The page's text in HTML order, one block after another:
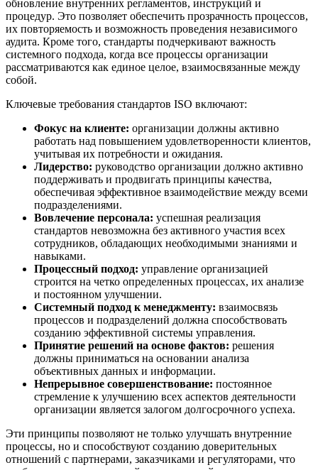
обновление внутренних регламентов, инструкций и
процедур. Это позволяет обеспечить прозрачность процессов,
их повторяемость и возможность проведения независимого
аудита. Кроме того, стандарты подчеркивают важность
системного подхода, когда все процессы организации
рассматриваются как единое целое, взаимосвязанные между
собой.
Ключевые требования стандартов ISO включают:
Фокус на клиенте: организации должны активно
работать над повышением удовлетворенности клиентов,
учитывая их потребности и ожидания.
Лидерство: руководство организации должно активно
поддерживать и продвигать принципы качества,
обеспечивая эффективное взаимодействие между всеми
подразделениями.
Вовлечение персонала: успешная реализация
стандартов невозможна без активного участия всех
сотрудников, обладающих необходимыми знаниями и
навыками.
Процессный подход: управление организацией
строится на четко определенных процессах, их анализе
и постоянном улучшении.
Системный подход к менеджменту: взаимосвязь
процессов и подразделений должна способствовать
созданию эффективной системы управления.
Принятие решений на основе фактов: решения
должны приниматься на основании анализа
объективных данных и информации.
Непрерывное совершенствование: постоянное
стремление к улучшению всех аспектов деятельности
организации является залогом долгосрочного успеха.
Эти принципы позволяют не только улучшать внутренние
процессы, но и способствуют созданию доверительных
отношений с партнерами, заказчиками и регуляторами, что